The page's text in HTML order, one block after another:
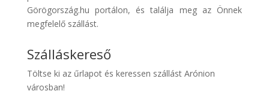
Transzfer
Kiwi
Taxi
Görögország.hu portálon, és találja meg az Önnek
megfelelő szállást.
Szálláskereső
Töltse ki az űrlapot és keressen szállást Arónion
városban!